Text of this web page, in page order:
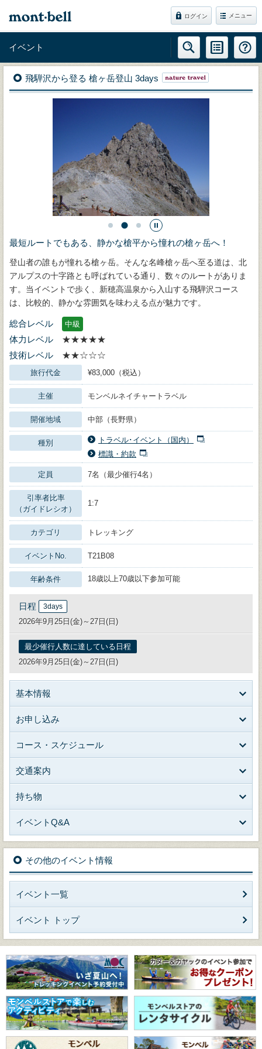
ログイン メニュー
イベント
飛騨沢から登る 槍ヶ岳登山 3days
最短ルートでもある、静かな槍平から憧れの槍ヶ岳へ！
登山者の誰もが憧れる槍ヶ岳。そんな名峰槍ヶ岳へ至る道は、北
アルプスの十字路とも呼ばれている通り、数々のルートがありま
す。当イベントで歩く、新穂高温泉から入山する飛騨沢コース
は、比較的、静かな雰囲気を味わえる点が魅力です。
総合レベル 中級
体力レベル
★★★★★
技術レベル
★★☆☆☆
旅行代金 ¥83,000（税込）
主催 モンベルネイチャートラベル
開催地域 中部（長野県）
種別
トラベル･イベント（国内）
標識・約款
定員 7名（最少催行4名）
引率者比率
（ガイドレシオ）
1:7
カテゴリ トレッキング
イベントNo. T21B08
年齢条件 18歳以上70歳以下参加可能
日程 3days
2026年9月25日(金)～27日(日)
最少催行人数に達している日程
2026年9月25日(金)～27日(日)
基本情報
お申し込み
コース・スケジュール
交通案内
持ち物
イベントQ&A
その他のイベント情報
イベント一覧
イベント トップ